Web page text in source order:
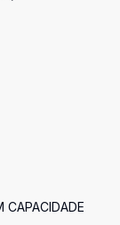
CAPACIDADE